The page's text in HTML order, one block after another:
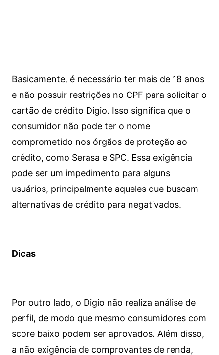
Basicamente, é necessário ter mais de 18 anos
e não possuir restrições no CPF para solicitar o
cartão de crédito Digio. Isso significa que o
consumidor não pode ter o nome
comprometido nos órgãos de proteção ao
crédito, como Serasa e SPC. Essa exigência
pode ser um impedimento para alguns
usuários, principalmente aqueles que buscam
alternativas de crédito para negativados.
Dicas
Por outro lado, o Digio não realiza análise de
perfil, de modo que mesmo consumidores com
score baixo podem ser aprovados. Além disso,
a não exigência de comprovantes de renda,